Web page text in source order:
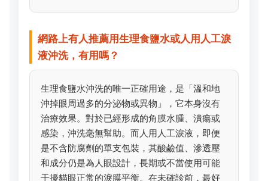
網路上有人推薦用生理食鹽水或人用人工淚
液沖洗，有用嗎？
生理食鹽水沖洗的唯一正確用途，是「溫和地
沖掉眼周過多的分泌物或異物」，它本身沒有
治療效果。對於已經形成的角膜水腫、潰瘍或
感染，沖洗毫無幫助。而人用人工淚液，即便
是不含防腐劑的單支包裝，其酸鹼值、滲透壓
和成分仍是為人眼設計，長期或不當使用可能
干擾貓眼正常的淚膜平衡。在未確診前，最好